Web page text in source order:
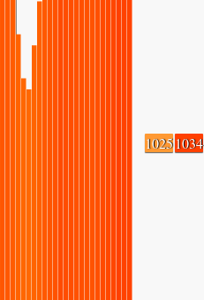
10251034